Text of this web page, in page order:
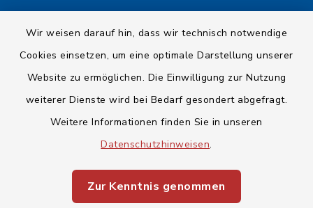
Wir weisen darauf hin, dass wir technisch notwendige
Cookies einsetzen, um eine optimale Darstellung unserer
Website zu ermöglichen. Die Einwilligung zur Nutzung
weiterer Dienste wird bei Bedarf gesondert abgefragt.
Weitere Informationen finden Sie in unseren
Datenschutzhinweisen.
Zur Kenntnis genommen
Barrierefreiheit
Datenschutz
Impressum
Sitemap
Cookie-Einstellungen